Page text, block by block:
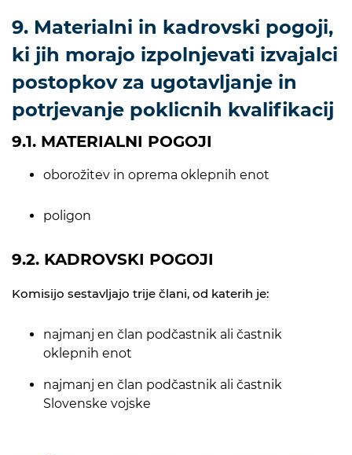
9. Materialni in kadrovski pogoji,
ki jih morajo izpolnjevati izvajalci
postopkov za ugotavljanje in
potrjevanje poklicnih kvalifikacij
9.1. MATERIALNI POGOJI
oborožitev in oprema oklepnih enot
poligon
9.2. KADROVSKI POGOJI
Komisijo sestavljajo trije člani, od katerih je:
najmanj en član podčastnik ali častnik
oklepnih enot
najmanj en član podčastnik ali častnik
Slovenske vojske